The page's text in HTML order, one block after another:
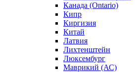
Канада (Ontario)
Кипр
Киргизия
Китай
Латвия
Лихтенштейн
Люксембург
Маврикий (АС)